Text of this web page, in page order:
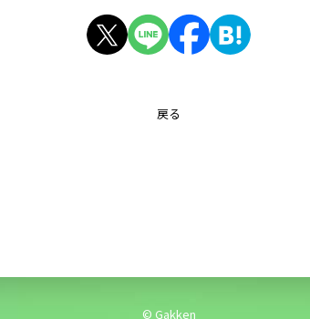
戻る
© Gakken